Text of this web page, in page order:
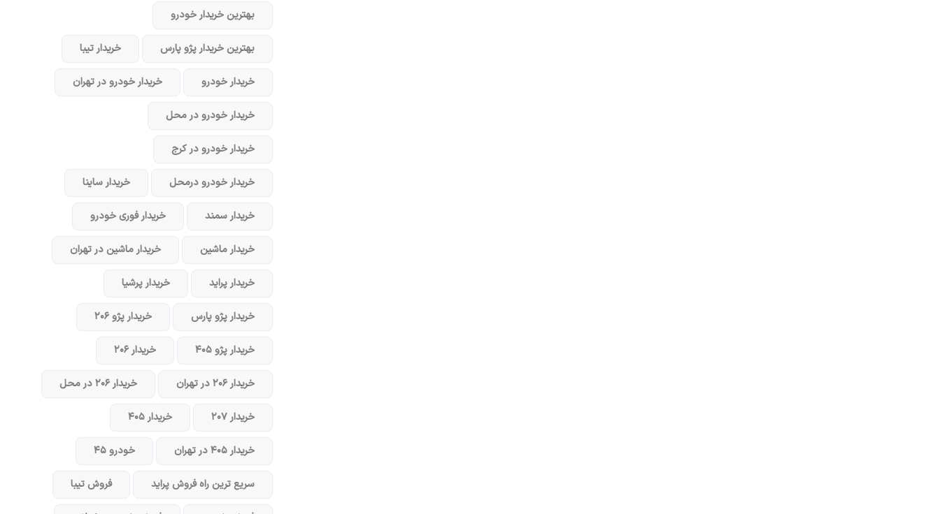
بهترین خریدار خودرو
بهترین خریدار پژو پارس خریدار تیبا
خریدار خودرو خریدار خودرو در تهران
خریدار خودرو در محل
خریدار خودرو در کرج
خریدار خودرو در‌محل خریدار ساینا
خریدار سمند خریدار فوری خودرو
خریدار ماشین خریدار ماشین در تهران
خریدار پراید خریدار پرشیا
خریدار پژو پارس خریدار پژو ۲۰۶
خریدار پژو ۴۰۵ خریدار ۲۰۶
خریدار ۲۰۶ در تهران خریدار ۲۰۶ در محل
خریدار ۲۰۷ خریدار ۴۰۵
خریدار ۴۰۵ در تهران خودرو ۴۵
سریع ترین راه فروش پراید فروش تیبا